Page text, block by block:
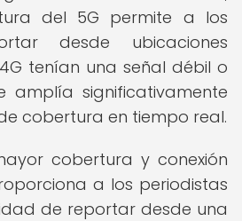
del 5G permite a los
desde ubicaciones
tenían una señal débil o
amplía significativamente
cobertura en tiempo real.
cobertura y conexión
a los periodistas
de reportar desde una